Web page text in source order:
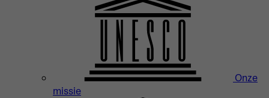
Onze
missie